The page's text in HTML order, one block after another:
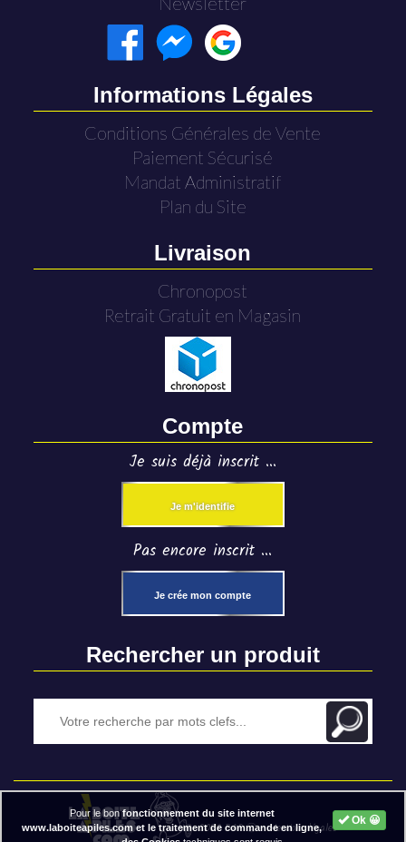
Informations Légales
Conditions Générales de Vente
Paiement Sécurisé
Mandat Administratif
Plan du Site
Livraison
Chronopost
Retrait Gratuit en Magasin
Compte
Je suis déjà inscrit ...
Je m'identifie
Pas encore inscrit ...
Je crée mon compte
Rechercher un produit
2020 BAP ⓒ - Mentions légales
Ok 😀
Pour le bonfonctionnement du site internet
www.laboiteapiles.com et le traitement de commande en ligne,